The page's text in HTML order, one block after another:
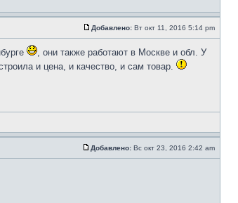
Добавлено: Вт окт 11, 2016 5:14 pm
, они также работают в Москве и обл. У
и цена, и качество, и сам товар.
Добавлено: Вс окт 23, 2016 2:42 am